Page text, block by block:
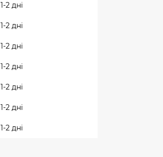
1-2 дні
1-2 дні
1-2 дні
1-2 дні
1-2 дні
1-2 дні
1-2 дні